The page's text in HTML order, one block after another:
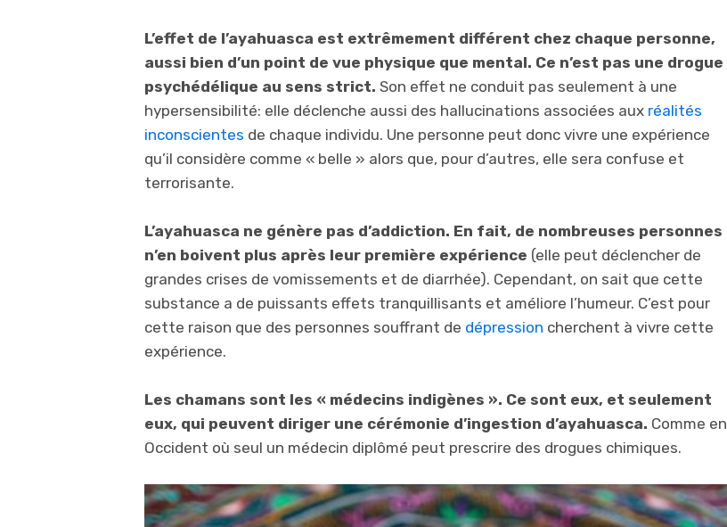
L’effet de l’ayahuasca est extrêmement différent chez chaque personne,
aussi bien d’un point de vue physique que mental. Ce n’est pas une drogue
psychédélique au sens strict. Son effet ne conduit pas seulement à une
hypersensibilité: elle déclenche aussi des hallucinations associées aux réalités
inconscientes de chaque individu. Une personne peut donc vivre une expérience
qu’il considère comme « belle » alors que, pour d’autres, elle sera confuse et
terrorisante.
L’ayahuasca ne génère pas d’addiction. En fait, de nombreuses personnes
n’en boivent plus après leur première expérience (elle peut déclencher de
grandes crises de vomissements et de diarrhée). Cependant, on sait que cette
substance a de puissants effets tranquillisants et améliore l’humeur. C’est pour
cette raison que des personnes souffrant de dépression cherchent à vivre cette
expérience.
Les chamans sont les « médecins indigènes ». Ce sont eux, et seulement
eux, qui peuvent diriger une cérémonie d’ingestion d’ayahuasca. Comme en
Occident où seul un médecin diplômé peut prescrire des drogues chimiques.